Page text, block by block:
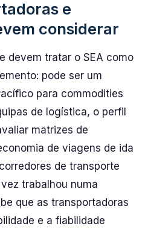
e
considerar
devem tratar o SEA como
pode ser um
para commodities
de logística, o perfil
matrizes de
de viagens de ida
de transporte
trabalhou numa
que as transportadoras
e a fiabilidade